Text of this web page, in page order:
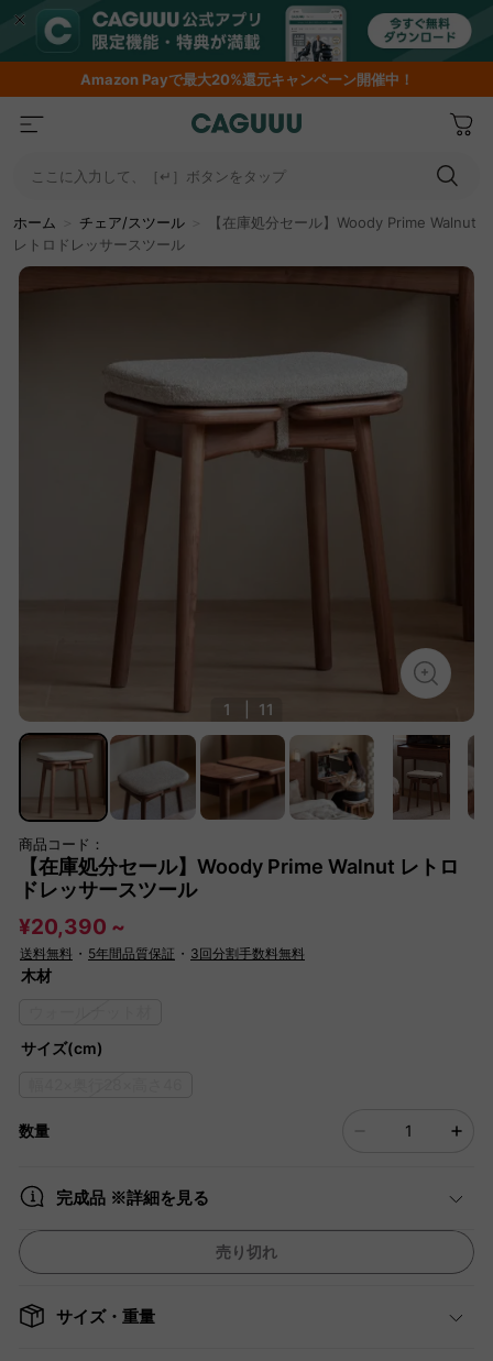
AmazonPayで最大20%還元キャンペーン開催中！
ここに入力して、［↵］ボタンをタップ
ホーム チェア/スツール
【在庫処分セール】Woody Prime Walnut
レトロドレッサースツール
1 11
商品コード：
【在庫処分セール】Woody Prime Walnut レトロ
ドレッサースツール
¥20,390 ~
送料無料 ・ 5年間品質保証 ・ 3回分割手数料無料
木材
サイズ(cm)
数量
完成品 ※詳細を見る
売り切れ
サイズ・重量